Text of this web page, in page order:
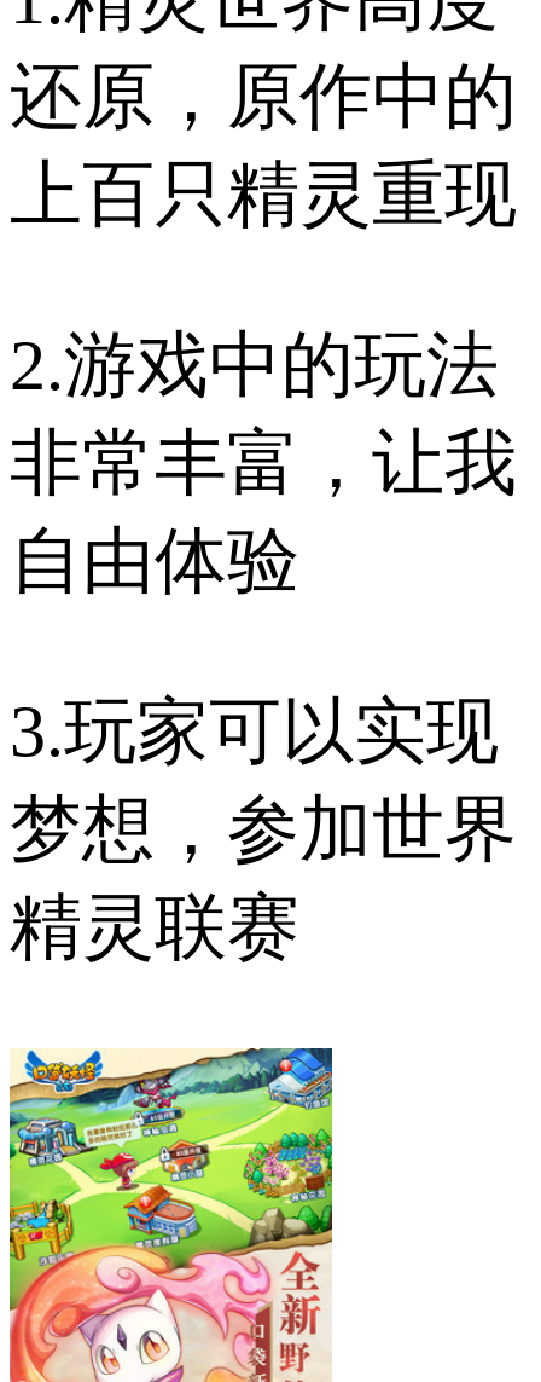
还原，原作中的
上百只精灵重现
2.游戏中的玩法
非常丰富，让我
自由体验
3.玩家可以实现
梦想，参加世界
精灵联赛